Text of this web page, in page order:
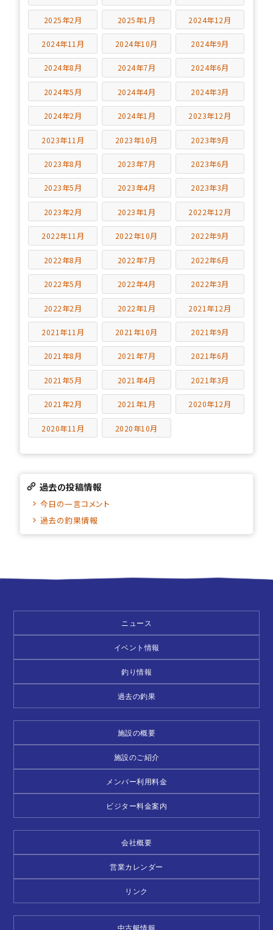
2025年2月 2025年1月 2024年12月
2024年11月 2024年10月 2024年9月
2024年8月 2024年7月 2024年6月
2024年5月 2024年4月 2024年3月
2024年2月 2024年1月 2023年12月
2023年11月 2023年10月 2023年9月
2023年8月 2023年7月 2023年6月
2023年5月 2023年4月 2023年3月
2023年2月 2023年1月 2022年12月
2022年11月 2022年10月 2022年9月
2022年8月 2022年7月 2022年6月
2022年5月 2022年4月 2022年3月
2022年2月 2022年1月 2021年12月
2021年11月 2021年10月 2021年9月
2021年8月 2021年7月 2021年6月
2021年5月 2021年4月 2021年3月
2021年2月 2021年1月 2020年12月
2020年11月 2020年10月
過去の投稿情報
今日の一言コメント
過去の釣果情報
ニュース
イベント情報
釣り情報
過去の釣果
施設の概要
施設のご紹介
メンバー利用料金
ビジター料金案内
会社概要
営業カレンダー
リンク
中古艇情報